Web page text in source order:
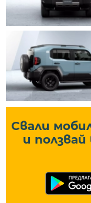
Свали
и ползвай